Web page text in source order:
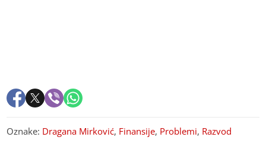
Oznake: Dragana Mirković, Finansije, Problemi, Razvod